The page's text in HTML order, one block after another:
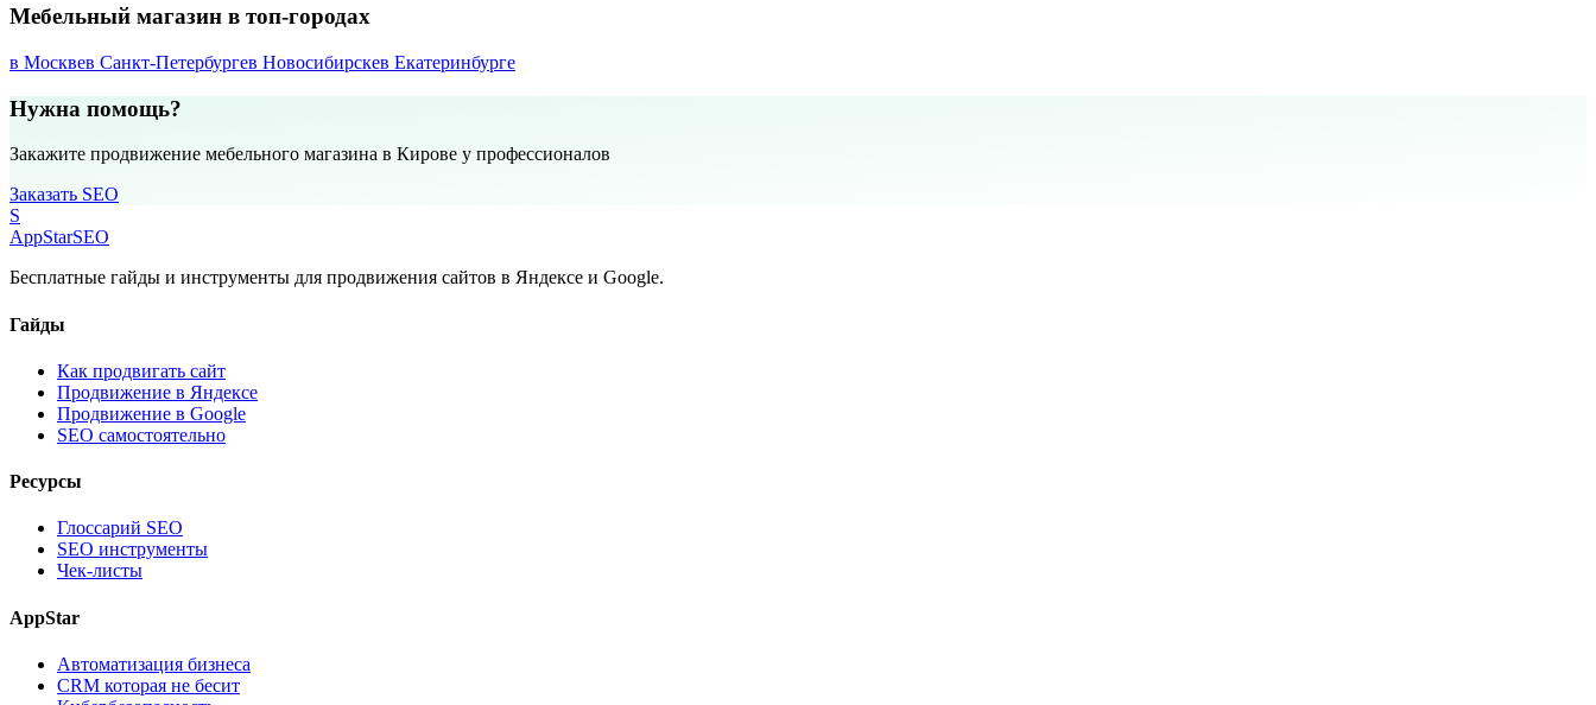
Мебельный магазин в топ-городах
в Москвев Санкт-Петербургев Новосибирскев Екатеринбурге
Нужна помощь?
Закажите продвижение мебельного магазина в Кирове у профессионалов
Заказать SEO
S
AppStarSEO
Бесплатные гайды и инструменты для продвижения сайтов в Яндексе и Google.
Гайды
Как продвигать сайт
Продвижение в Яндексе
Продвижение в Google
SEO самостоятельно
Ресурсы
Глоссарий SEO
SEO инструменты
Чек-листы
AppStar
Автоматизация бизнеса
CRM которая не бесит